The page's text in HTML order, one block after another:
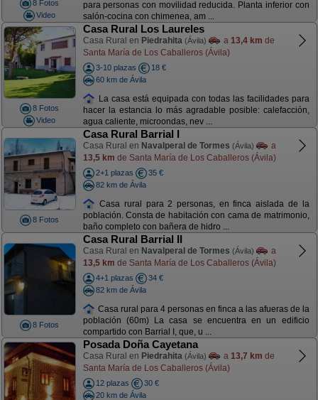
8 Fotos
Video
para personas con movilidad reducida. Planta inferior con
salón-cocina con chimenea, am ...
8 Fotos
Video
Casa Rural Los Laureles
Casa Rural en Piedrahita (Ávila) a 13,4 km de
Santa María de Los Caballeros (Ávila)
3-10 plazas
18 €
60 km de Ávila
La casa está equipada con todas las facilidades para
hacer la estancia lo más agradable posible: calefacción,
agua caliente, microondas, nev ...
8 Fotos
Casa Rural Barrial I
Casa Rural en Navalperal de Tormes (Ávila)
a
13,5 km de Santa María de Los Caballeros (Ávila)
2+1 plazas
35 €
82 km de Ávila
Casa rural para 2 personas, en finca aislada de la
población. Consta de habitación con cama de matrimonio,
baño completo con bañera de hidro ...
8 Fotos
Casa Rural Barrial II
Casa Rural en Navalperal de Tormes (Ávila)
a
13,5 km de Santa María de Los Caballeros (Ávila)
4+1 plazas
34 €
82 km de Ávila
Casa rural para 4 personas en finca a las afueras de la
población (60m) La casa se encuentra en un edificio
compartido con Barrial I, que, u ...
Posada Doña Cayetana
Casa Rural en Piedrahita (Ávila) a 13,7 km de
Santa María de Los Caballeros (Ávila)
12 plazas
30 €
20 km de Ávila